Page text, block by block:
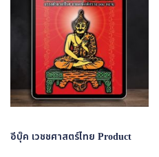
อีบุ๊ค เวชชศาสตร์ไทย Product